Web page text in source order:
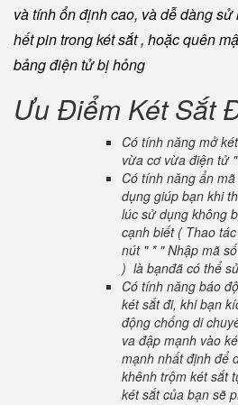
và tính ổn định cao, và dễ dàng
hết pin trong két sắt , hoặc quên
bảng điện tử bị hỏng
Ưu Điểm Két Sắt
Có tính năng mở
vừa cơ vừa điện tử "
Có tính năng ẩn
dụng giúp bạn khi
lúc sử dụng không
cạnh biết ( Thao
nút " * " Nhập mã
) là bạnđã có thể
Có tính năng báo
két sắt đi, khi bạn
động chống di
va đập mạnh vào
mạnh nhất định để
khênh trộm két sắt
két sắt của bạn sẽ